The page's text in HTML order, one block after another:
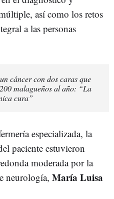
así como los retos
a las personas
cáncer con dos caras que
malagueños al año: “La
cura”
especializada, la
paciente estuvieron
moderada por la
neurología, María Luisa